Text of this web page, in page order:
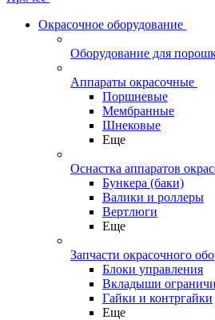
Окрасочное оборудование
Оборудование для
Аппараты окрасочные
Поршневые
Мембранные
Шнековые
Еще
Оснастка аппаратов
Бункера (баки)
Валики и роллеры
Вертлюги
Еще
Запчасти окрасочного
Блоки управления
Вкладыши
Гайки и контргайки
Еще